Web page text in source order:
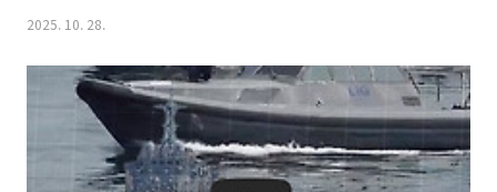
행 플랫폼인 동축반전 로터 방식과 결합하여 완전히 새로운 차원의 능력
을 만드는 것입니다.💡 동축반전 로터(Coaxial Rotor) 방식이 군사적으
로 가져오는 이점은 무엇인가?고효율 및 안정성: 꼬리 날개 구동에 쓰일
에너지를 양력 생성에 집중하여 비행 효율이 높아지고 악천후 작전 능력
이 향상됩니다.소형화 및 경량화: 꼬리 날개와 관련 부품이 불필요해 ..
2025. 10. 28.